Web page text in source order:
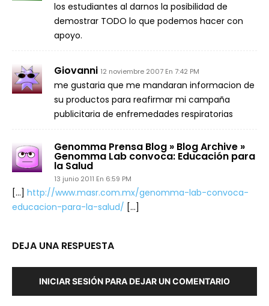
los estudiantes al darnos la posibilidad de
demostrar TODO lo que podemos hacer con
apoyo.
Giovanni 12 noviembre 2007 En 7:42 PM
me gustaria que me mandaran informacion de
su productos para reafirmar mi campaña
publicitaria de enfremedades respiratorias
Genomma Prensa Blog » Blog Archive »
Genomma Lab convoca: Educación para
la Salud
13 junio 2011 En 6:59 PM
[…] http://www.masr.com.mx/genomma-lab-convoca-
educacion-para-la-salud/ […]
DEJA UNA RESPUESTA
INICIAR SESIÓN PARA DEJAR UN COMENTARIO